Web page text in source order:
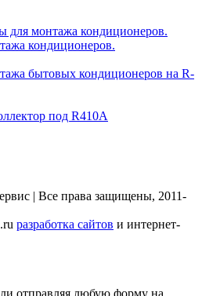
для монтажа кондиционеров.
кондиционеров.
бытовых кондиционеров на R-
под R410A
| Все права защищены, 2011-
разработка сайтов и интернет-
отправляя любую форму на